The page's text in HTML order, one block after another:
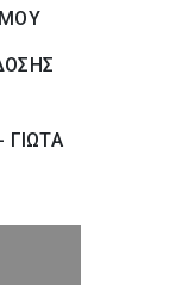
ΓΙΩΤΑ